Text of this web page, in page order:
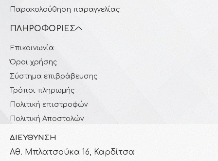
Παρακολούθηση παραγγελίας
ΠΛΗΡΟΦΟΡΊΕΣ
Επικοινωνία
Όροι χρήσης
Σύστημα επιβράβευσης
Τρόποι πληρωμής
Πολιτική επιστροφών
Πολιτική Αποστολών
ΔΙΕΎΘΥΝΣΗ
Αθ. Μπλατσούκα 16, Καρδίτσα